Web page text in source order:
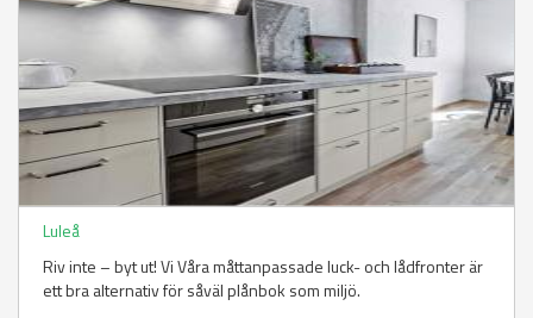
Luleå
Riv inte – byt ut! Vi Våra måttanpassade luck- och lådfronter är
ett bra alternativ för såväl plånbok som miljö.